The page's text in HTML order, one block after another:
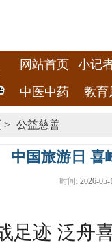
网站首页 小记
中医中药
教育
> 公益慈善
中国旅游日 喜
时间: 2026-05-
足迹 泛舟